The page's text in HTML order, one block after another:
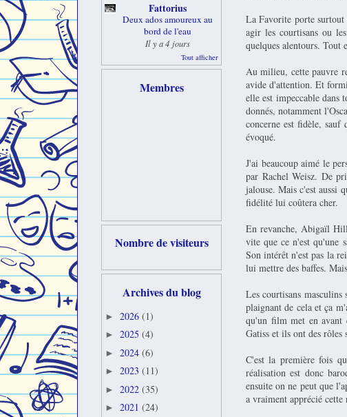
La Favorite porte surtout
agir les courtisans ou
quelques alentours. Tout
Au milieu, cette pauvre
avide d'attention. Et
elle est impeccable
donnés, notamment
concerne est fidèle,
évoqué.
J'ai beaucoup aimé le
par Rachel Weisz. De
jalouse. Mais c'est aussi
fidélité lui coûtera cher.
En revanche, Abigaïl
vite que ce n'est qu'une
Son intérêt n'est pas la
lui mettre des baffes.
Les courtisans
plaignant de cela et ça
qu'un film met en
Gatiss et ils ont des rôles
C'est la première fois
réalisation est donc
ensuite on ne peut que
a vraiment apprécié cette
Fattorius
Deux ados amoureux au
bord de l'eau
Il y a 4 jours
Tout afficher
Membres
Nombre de visiteurs
Archives du blog
► 2026 (1)
► 2025 (4)
► 2024 (6)
► 2023 (11)
► 2022 (35)
► 2021 (24)